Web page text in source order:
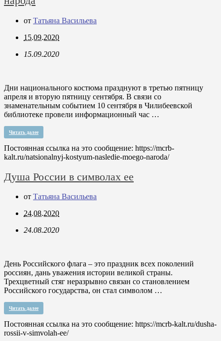
от Татьяна Васильева
15.09.2020
15.09.2020
Дни национального костюма празднуют в третью пятницу
апреля и вторую пятницу сентября. В связи со
знаменательным событием 10 сентября в Чилибеевской
библиотеке провели информационный час …
Читать далее
Постоянная ссылка на это сообщение: https://mcrb-
kalt.ru/natsionalnyj-kostyum-nasledie-moego-naroda/
Душа России в символах ее
от Татьяна Васильева
24.08.2020
24.08.2020
День Российского флага – это праздник всех поколений
россиян, дань уважения истории великой страны.
Трехцветный стяг неразрывно связан со становлением
Российского государства, он стал символом …
Читать далее
Постоянная ссылка на это сообщение: https://mcrb-kalt.ru/dusha-
rossii-v-simvolah-ee/